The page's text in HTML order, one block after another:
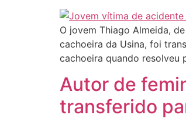
O jovem Thiago Almeida,
cachoeira da Usina, foi
cachoeira quando resolveu
Autor de
transferido